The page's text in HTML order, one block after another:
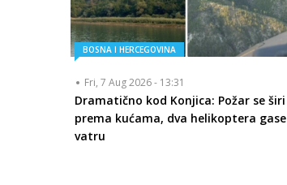
BOSNA I HERCEGOVINA
Fri, 7 Aug 2026 - 13:31
Dramatično kod Konjica: Požar se širi
prema kućama, dva helikoptera gase
vatru